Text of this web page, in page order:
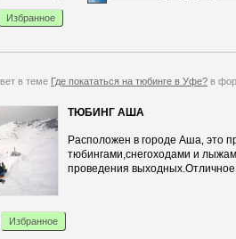
Избранное
в теме Где покататься на тюбинге в Уфе? в
ТЮБИНГ АША
Расположен в городе Аша, это
тюбингами,снегоходами и
проведения
Избранное